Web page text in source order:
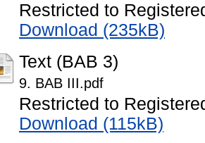
Restricted to
Download (235kB)
Text (BAB 3)
9. BAB III.pdf
Restricted to
Download (115kB)